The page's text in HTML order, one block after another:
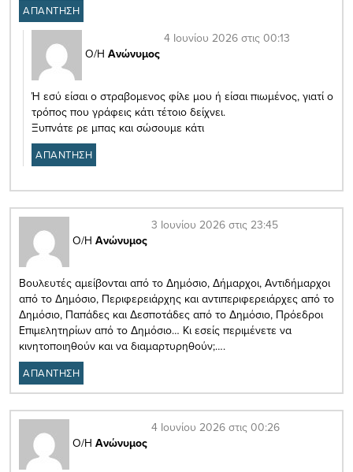
ΑΠΑΝΤΗΣΗ
Ο/Η Ανώνυμος
4 Ιουνίου 2026 στις 00:13
Ή εσύ είσαι ο στραβομενος φίλε μου ή είσαι πιωμένος, γιατί ο
τρόπος που γράφεις κάτι τέτοιο δείχνει.
Ξυπνάτε ρε μπας και σώσουμε κάτι
ΑΠΑΝΤΗΣΗ
Ο/Η Ανώνυμος
3 Ιουνίου 2026 στις 23:45
Βουλευτές αμείβονται από το Δημόσιο, Δήμαρχοι, Αντιδήμαρχοι
από το Δημόσιο, Περιφερειάρχης και αντιπεριφερειάρχες από το
Δημόσιο, Παπάδες και Δεσποτάδες από το Δημόσιο, Πρόεδροι
Επιμελητηρίων από το Δημόσιο… Κι εσείς περιμένετε να
κινητοποιηθούν και να διαμαρτυρηθούν;….
ΑΠΑΝΤΗΣΗ
Ο/Η Ανώνυμος
4 Ιουνίου 2026 στις 00:26